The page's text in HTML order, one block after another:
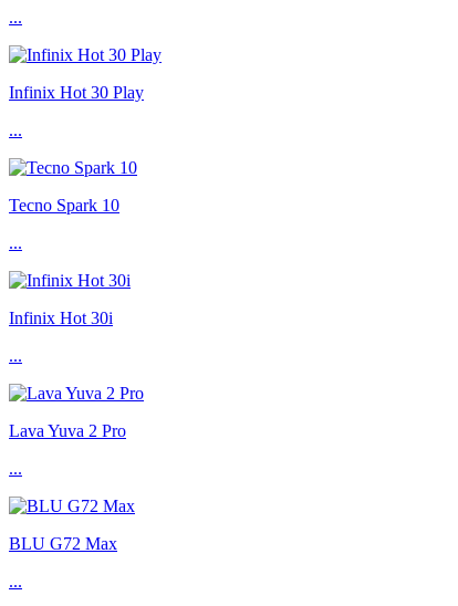
...
Infinix Hot 30 Play
...
Tecno Spark 10
...
Infinix Hot 30i
...
Lava Yuva 2 Pro
...
BLU G72 Max
...